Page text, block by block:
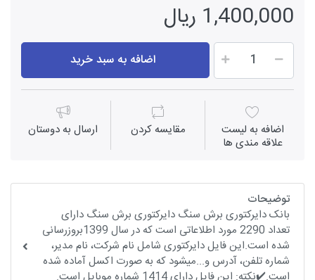
1,400,000 ریال
اضافه به سبد خرید
اضافه به لیست
علاقه مندی ها
مقايسه كردن ارسال به دوستان
توضیحات
بانک دایرکتوری برش سنگ دایرکتوری برش سنگ دارای
تعداد 2290 مورد اطلاعاتی است که در سال 1399بروزرسانی
شده است.این فایل دایرکتوری شامل نام شرکت، نام مدیر،
شماره تلفن، آدرس و...میشود که به صورت اکسل آماده شده